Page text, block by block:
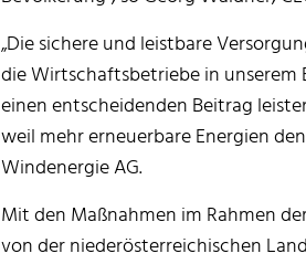
„Die sichere und leistbare
die Wirtschaftsbetriebe in unserem
einen entscheidenden Beitrag
weil mehr erneuerbare Energien
Windenergie AG.
Mit den Maßnahmen im Rahmen
von der niederösterreichischen